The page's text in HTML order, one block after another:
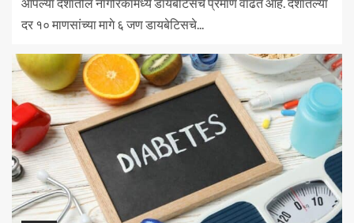
आपल्या देशातील नागरिकांमध्ये डायबेटिसचे प्रमाण वाढत आहे. देशातल्या
दर १० माणसांच्या मागे ६ जण डायबेटिसचे...